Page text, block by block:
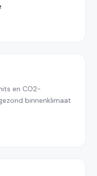
en CO2-
binnenklimaat